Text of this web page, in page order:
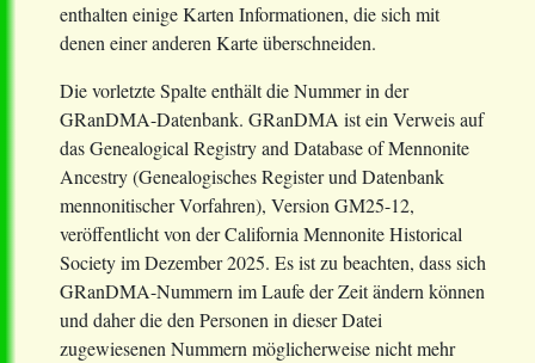
enthalten einige Karten Informationen, die sich mit
denen einer anderen Karte überschneiden.
Die vorletzte Spalte enthält die Nummer in der
GRanDMA-Datenbank. GRanDMA ist ein Verweis auf
das Genealogical Registry and Database of Mennonite
Ancestry (Genealogisches Register und Datenbank
mennonitischer Vorfahren), Version GM25-12,
veröffentlicht von der California Mennonite Historical
Society im Dezember 2025. Es ist zu beachten, dass sich
GRanDMA-Nummern im Laufe der Zeit ändern können
und daher die den Personen in dieser Datei
zugewiesenen Nummern möglicherweise nicht mehr